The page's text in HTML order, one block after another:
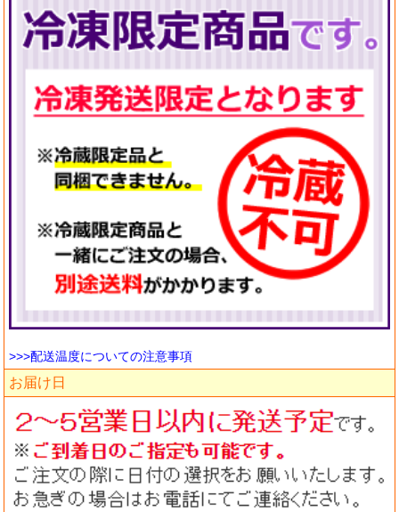
>>>配送温度についての注意事項
お届け日